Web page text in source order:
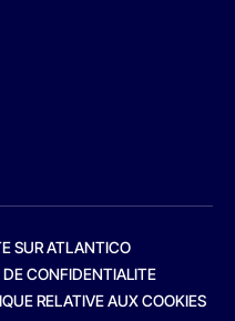
SUR ATLANTICO
DE CONFIDENTIALITE
RELATIVE AUX COOKIES